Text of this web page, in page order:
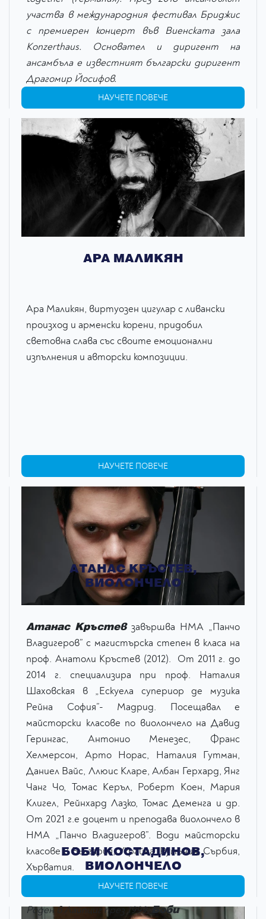
участва в международния фестивал Бриджис
с премиерен концерт във Виенската зала
Konzerthaus. Основател и диригент на
ансамбъла е известният български диригент
Драгомир Йосифов.
НАУЧЕТЕ ПОВЕЧЕ
АРА МАЛИКЯН
Ара Маликян, виртуозен цигулар с ливански
произход и арменски корени, придобил
световна слава със своите емоционални
изпълнения и авторски композиции.
НАУЧЕТЕ ПОВЕЧЕ
АТАНАС КРЪСТЕВ,
ВИОЛОНЧЕЛО
Атанас Кръстев завършва НМА „Панчо
Владигеров” с магистърска степен в класа на
проф. Анатоли Кръстев (2012). От 2011 г. до
2014 г. специализира при проф. Наталия
Шаховская в „Ескуела супериор де музика
Рейна София”- Мадрид. Посещавал е
майсторски класове по виолончело на Давид
Герингас, Антонио Менезес, Франс
Хелмерсон, Арто Норас, Наталия Гутман,
Даниел Вайс, Ллюис Кларе, Албан Герхард, Янг
Чанг Чо, Томас Керъл, Роберт Коен, Мария
Клигел, Рейнхард Лазко, Томас Деменга и др.
От 2021 г.е доцент и преподава виолончело в
НМА „Панчо Владигеров”. Води майсторски
класове в България, Украйна, Румъния, Сърбия,
Хърватия.
НАУЧЕТЕ ПОВЕЧЕ
БОБИ КОСТАДИНОВ,
ВИОЛОНЧЕЛО
Роден в Лайпциг през 1999,Боби